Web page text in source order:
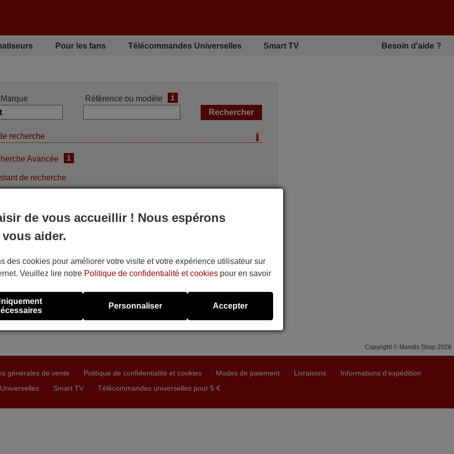
Pour les fans Télécommandes Universelles Smart TV Besoin d'aide ?
Marque Référence ou modèle i
recherche
Avancée i
de recherche
équivalente
WOV420LG HD1A
Copyright © Mandis Shop 2026
générales de vente Politique de confidentialité et cookies Modes de paiement Livraisons
Informations d'expédition
Smart TV Télécommandes universelles pour 5 €
de vous accueillir ! Nous espérons
aider.
des cookies pour améliorer votre visite et votre expérience utilisateur sur
Veuillez lire notre Politique de confidentialité et cookies pour en savoir
Personnaliser Accepter